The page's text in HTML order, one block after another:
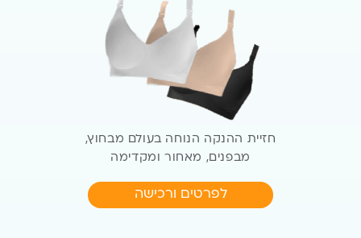
חזיית ההנקה הנוחה בעולם מבחוץ,
מבפנים, מאחור ומקדימה
לפרטים ורכישה